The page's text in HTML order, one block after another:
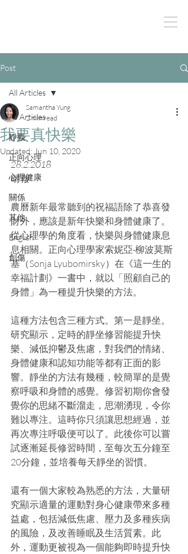
Post
All Articles
靜觀
正向心理
心理健康
關係
其他
English
創傷
All Articles
我要真快樂
Samantha Yung
2 min read
Updated: Jun 10, 2020
28.2.2018
晴報
農曆新年最常聽到的祝福語除了恭喜發
財外，應該是新年快樂和身體健康了。
從心理學的角度看，快樂與身體健康息
息相關。正向心理學家索妮亞‧柳波莫斯
基（Sonja Lyubomirsky）在《這一生的
幸福計劃》一書中，就以「照顧自己的
身體」為一種提升快樂的方法。
這種方法包含三種方式。第一是靜坐。
研究顯示，定時的靜坐修習能提升快
樂、減低抑鬱及焦慮，對我們的情緒、
身體健康和認知功能等都有正面的影
響。靜坐的方法有幾種，較簡單的是覺
察呼吸和身體的感覺。修習初期你會發
覺你的思緒不斷溜走，思潮湧現，令你
難以專注。這時你只須讓思想經過，並
再次專注呼吸便可以了。此後你可以嘗
試逐漸延長修習時間，至每次五分鐘至
20分鐘，並培養每天靜坐的習慣。
還有一個大家較為熟悉的方法，大量研
究顯示適量的運動對身心健康帶來多種
益處，包括減低焦慮、壓力及多種疾病
的風險，及改善睡眠及生活質素。此
外，運動更被視為一個能夠即時提升快